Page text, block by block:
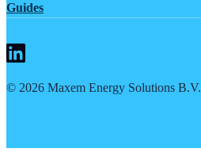
Guides
© 2026 Maxem Energy Solutions B.V.